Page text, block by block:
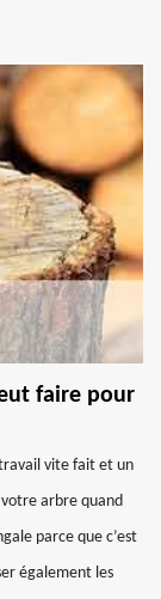
faire pour
vite fait et un
arbre quand
parce que c’est
également les